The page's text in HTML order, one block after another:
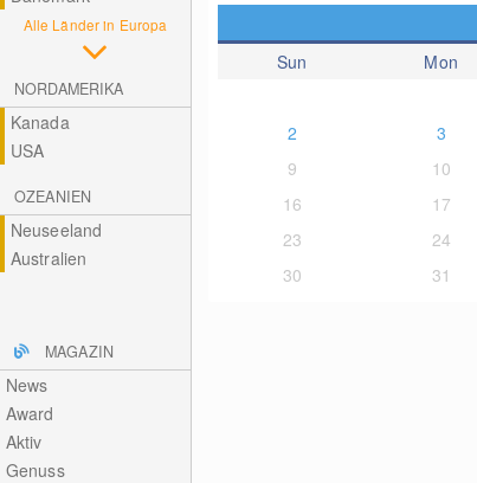
Alle Länder in Europa
NORDAMERIKA
Kanada
USA
OZEANIEN
Neuseeland
Australien
MAGAZIN
News
Award
Aktiv
Genuss
Sun
Mon
2
3
9
10
16
17
23
24
30
31